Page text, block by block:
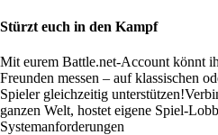
Stürzt euch in den Kampf
Mit eurem Battle.net-Account könnt
Freunden messen – auf klassischen
Spieler gleichzeitig
ganzen Welt, hostet eigene Spiel-
Systemanforderungen